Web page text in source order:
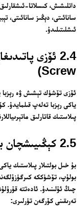
داتلىشىش، كىسلاتا-
سانائىتى، دېڭىز سانائىتى،
ئىشلىتىلىدۇ.
Screw)
ئۆزى تۆشۈك تېشىش ۋە رېزبا
ياكى رېزبا تەلەپ قىلمايدۇ.
پىلاستىك قاتارلىق
2.5 كېڭىيىشچان بولتا (Expansion Bolt)
بۇ خىل بولتىلار پىلاستىك
بولۇپ، تۆشۈككە
چىڭ ئۇلىنىدۇ. ئادەتتە
تەرىقىنى كۆرگەن تۈرلىرى: